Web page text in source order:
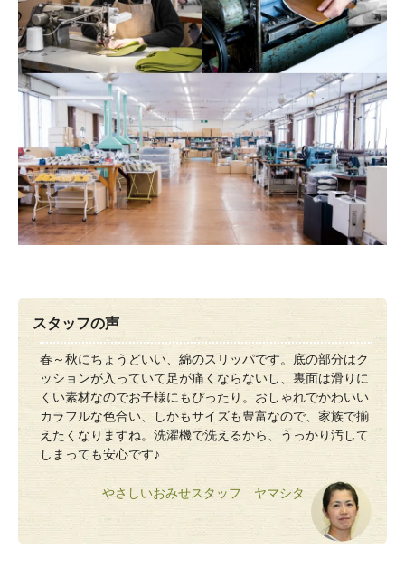
スタッフの声
春～秋にちょうどいい、綿のスリッパです。底の部分はク
ッションが入っていて足が痛くならないし、裏面は滑りに
くい素材なのでお子様にもぴったり。おしゃれでかわいい
カラフルな色合い、しかもサイズも豊富なので、家族で揃
えたくなりますね。洗濯機で洗えるから、うっかり汚して
しまっても安心です♪
やさしいおみせスタッフ ヤマシタ